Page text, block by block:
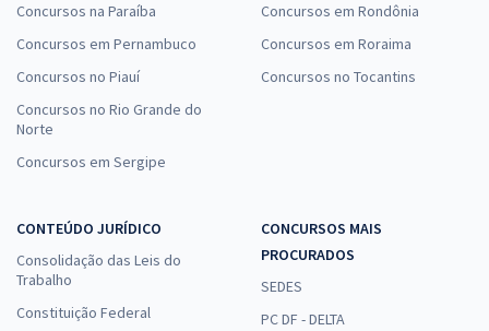
Concursos na Paraíba
Concursos em Pernambuco
Concursos no Piauí
Concursos no Rio Grande do
Norte
Concursos em Sergipe
Concursos em Rondônia
Concursos em Roraima
Concursos no Tocantins
CONTEÚDO JURÍDICO
Consolidação das Leis do
Trabalho
Constituição Federal
CONCURSOS MAIS
PROCURADOS
SEDES
PC DF - DELTA